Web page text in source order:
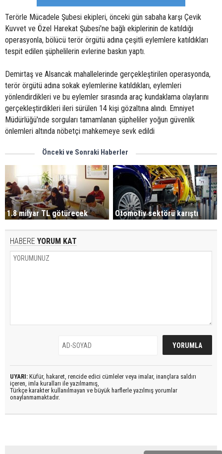
Terörle Mücadele Şubesi ekipleri, önceki gün sabaha karşı Çevik
Kuvvet ve Özel Harekat Şubesi'ne bağlı ekiplerinin de katıldığı
operasyonla, bölücü terör örgütü adına çeşitli eylemlere katıldıkları
tespit edilen şüphelilerin evlerine baskın yaptı.
Demirtaş ve Alsancak mahallelerinde gerçekleştirilen operasyonda,
terör örgütü adına sokak eylemlerine katıldıkları, eylemleri
yönlendirdikleri ve bu eylemler sırasında araç kundaklama olaylarını
gerçekleştirdikleri ileri sürülen 14 kişi gözaltına alındı. Emniyet
Müdürlüğü'nde sorguları tamamlanan şüpheliler yoğun güvenlik
önlemleri altında nöbetçi mahkemeye sevk edildi
Önceki ve Sonraki Haberler
1.8 milyar TL götürecek Otomotiv sektörü karıştı
HABERE YORUM KAT
UYARI: Küfür, hakaret, rencide edici cümleler veya imalar, inançlara saldırı
içeren, imla kuralları ile yazılmamış,
Türkçe karakter kullanılmayan ve büyük harflerle yazılmış yorumlar
onaylanmamaktadır.